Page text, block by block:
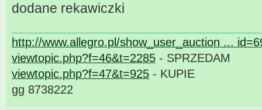
dodane rekawiczki
http://www.allegro.pl/show_user_auction ...
viewtopic.php?f=46&t=2285 - SPRZEDAM
viewtopic.php?f=47&t=925 - KUPIE
gg 8738222